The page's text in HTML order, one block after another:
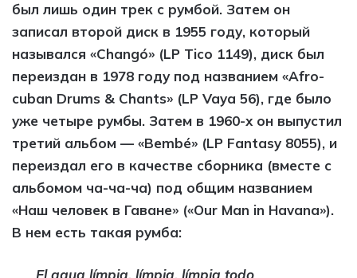
был лишь один трек с румбой. Затем он
записал второй диск в 1955 году, который
назывался «Changó» (LP Tico 1149), диск был
переиздан в 1978 году под названием «Afro-
cuban Drums & Chants» (LP Vaya 56), где было
уже четыре румбы. Затем в 1960-х он выпустил
третий альбом — «Bembé» (LP Fantasy 8055), и
переиздал его в качестве сборника (вместе с
альбомом ча-ча-ча) под общим названием
«Наш человек в Гаване» («Our Man in Havana»).
В нем есть такая румба: